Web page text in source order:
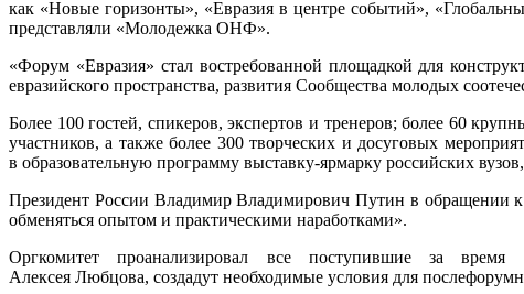
как «Новые горизонты», «Евразия в центре событий»,
представляли «Молодежка ОНФ».
«Форум «Евразия» стал востребованной площадкой для
евразийского пространства, развития Сообщества молодых
Более 100 гостей, спикеров, экспертов и тренеров; более 60
участников, а также более 300 творческих и досуговых
в образовательную программу выставку-ярмарку российских
Президент России Владимир Владимирович Путин в обращении к
обменяться опытом и практическими наработками».
Оргкомитет проанализировал все поступившие за
Алексея Любцова, создадут необходимые условия для